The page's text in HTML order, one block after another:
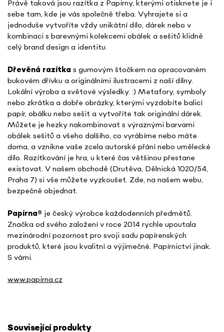
Související produkty
Právě taková jsou razítka z Papírny, kterými otisknete je i
sebe tam, kde je vás společně třeba. Vyhrajete si a
jednoduše vytvoříte vždy unikátní dílo, dárek nebo v
kombinaci s barevnými kolekcemi obálek a sešitů klidně
celý brand design a identitu.
Dřevěná razítka s gumovým štočkem na opracovaném
bukovém dřívku a originálními ilustracemi z naší dílny.
Lokální výroba a světové výsledky. :) Metafory, symboly
nebo zkrátka a dobře obrázky, kterými vyzdobíte balicí
papír, obálku nebo sešit a vytvoříte tak originální dárek.
Můžete je hezky nakombinovat s výraznými barvami
obálek sešitů a všeho dalšího, co vyrábíme nebo máte
doma, a vznikne vaše zcela autorské přání nebo umělecké
dílo. Razítkování je hra, u které čas většinou přestane
existovat. V našem obchodě (Drutěva, Dělnická 1020/54,
Praha 7) si vše můžete vyzkoušet. Zde, na našem webu,
bezpečně objednat.
Papírna® je český výrobce každodenních předmětů.
Značka od svého založení v roce 2014 rychle upoutala
mezinárodní pozornost pro svoji sadu papírenských
produktů, které jsou kvalitní a výjimečné. Papírnictví jinak.
S vámi.
www.papirna.cz